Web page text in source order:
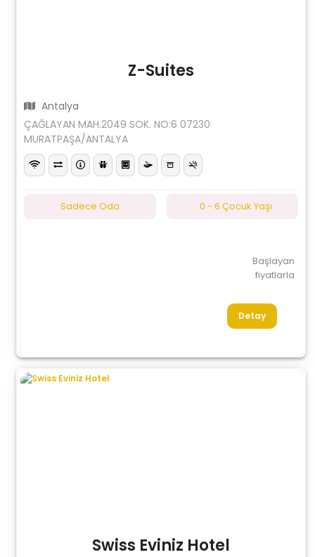
Z-Suites
Antalya
ÇAĞLAYAN MAH.2049 SOK. NO:6 07230
MURATPAŞA/ANTALYA
Sadece Oda 0 - 6 Çocuk Yaşı
Başlayan
fiyatlarla
Detay
Swiss Eviniz Hotel